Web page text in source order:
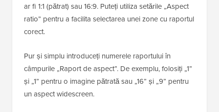
ar fi 1:1 (pătrat) sau 16:9. Puteți utiliza setările „Aspect
ratio” pentru a facilita selectarea unei zone cu raportul
corect.
Pur și simplu introduceți numerele raportului în
câmpurile „Raport de aspect”. De exemplu, folosiți „1”
și „1” pentru o imagine pătrată sau „16” și „9” pentru
un aspect widescreen.